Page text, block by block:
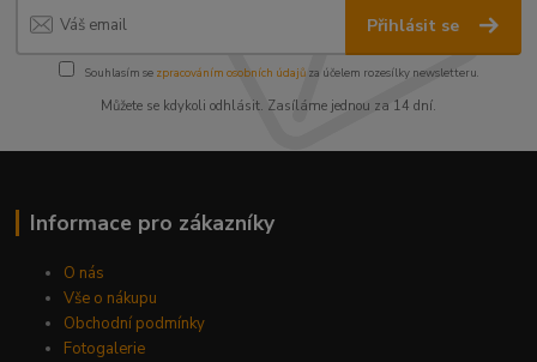
Přihlásit se
Souhlasím se zpracováním osobních údajůza účelem rozesílky newsletteru.
Můžete se kdykoli odhlásit. Zasíláme jednou za 14 dní.
Informace pro zákazníky
O nás
Vše o nákupu
Obchodní podmínky
Fotogalerie